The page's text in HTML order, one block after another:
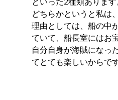
どちらかというと私は
理由としては、船の中
ていて、船長室にはお
自分自身が海賊になっ
てとても楽しいからで